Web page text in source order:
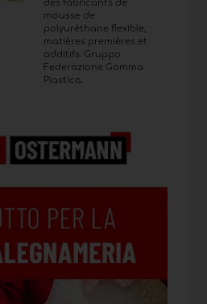
des fabricants de
mousse de
polyuréthane flexible,
matières premières et
additifs. Gruppo
Federazione Gomma
Plastica.